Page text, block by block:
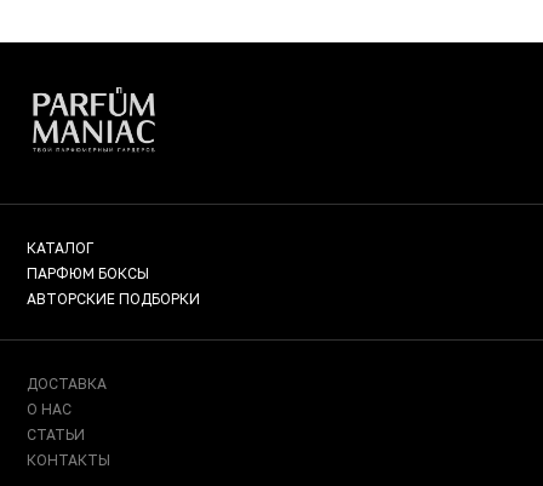
КАТАЛОГ
ПАРФЮМ БОКСЫ
АВТОРСКИЕ ПОДБОРКИ
ДОСТАВКА
О НАС
СТАТЬИ
КОНТАКТЫ